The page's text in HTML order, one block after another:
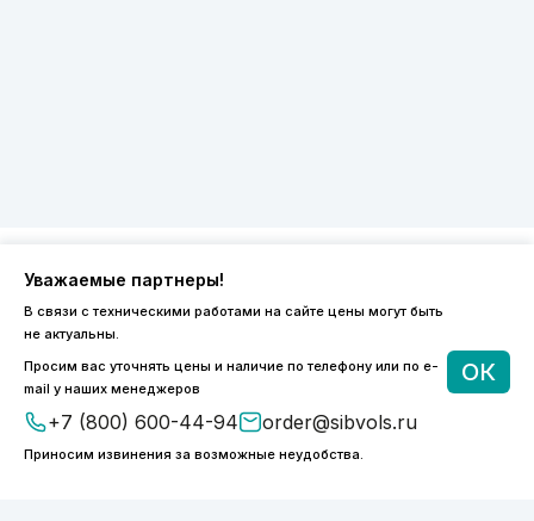
Уважаемые партнеры!
В связи с техническими работами на сайте цены могут быть
не актуальны.
Просим вас уточнять цены и наличие по телефону или по e-
mail у наших менеджеров
+7 (800) 600-44-94 order@sibvols.ru
Приносим извинения за возможные неудобства.
ОК
8 (800) 600-44-94
ПН-ПТ 9:00 - 18:00
order@sibvols.ru
О компании
Каталог
Доставка и оплата
Контакты